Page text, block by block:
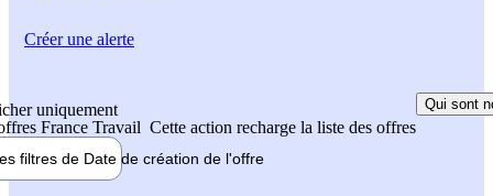
uniquement
France Travail Cette action recharge la liste des offres
Qui sont
filtres de Date de création de l'offre
Créer une alerte